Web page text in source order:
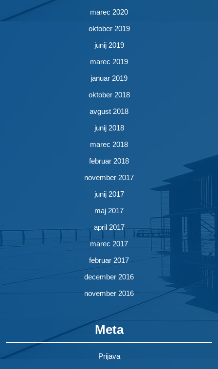
marec 2020
oktober 2019
junij 2019
marec 2019
januar 2019
oktober 2018
avgust 2018
junij 2018
marec 2018
februar 2018
november 2017
junij 2017
maj 2017
april 2017
marec 2017
februar 2017
december 2016
november 2016
Meta
Prijava